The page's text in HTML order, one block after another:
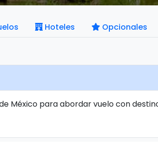
Hoteles Opcionales
México para abordar vuelo con